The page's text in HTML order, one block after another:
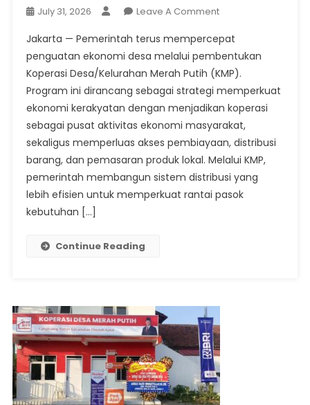
July 31, 2026 Leave A CommentOn
Kejar
Koperasi
Merah
Putih
Percepat
Perputaran
Ekonomi
Desa
Jakarta — Pemerintah terus mempercepat
penguatan ekonomi desa melalui pembentukan
Koperasi Desa/Kelurahan Merah Putih (KMP).
Program ini dirancang sebagai strategi memperkuat
ekonomi kerakyatan dengan menjadikan koperasi
sebagai pusat aktivitas ekonomi masyarakat,
sekaligus memperluas akses pembiayaan, distribusi
barang, dan pemasaran produk lokal. Melalui KMP,
pemerintah membangun sistem distribusi yang
lebih efisien untuk memperkuat rantai pasok
kebutuhan […]
Continue Reading